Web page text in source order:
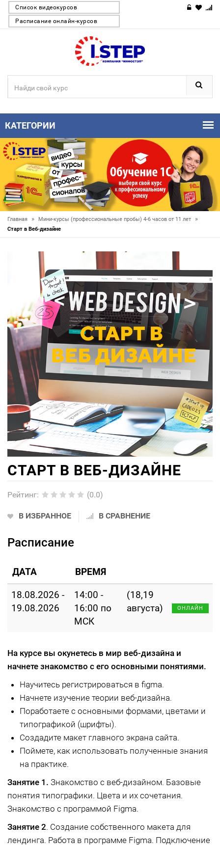
Список видеокурсов
Расписание онлайн-курсов
КАТЕГОРИИ
Главная » Мини-курсы (профессиональные пробы) 4-6 часов от 11 лет »
Старт в Веб-дизайне
СТАРТ В ВЕБ-ДИЗАЙНЕ
Рейтинг: (0.0)
В ИЗБРАННОЕ В СРАВНЕНИЕ
Расписание
ДАТА ВРЕМЯ
18.08.2026 -
19.08.2026
14:00 -
16:00 по
МСК
(18,19
августа)
ОНЛАЙН
На курсе вы окунетесь в мир веб-дизайна и
начнете знакомство с его основными понятиями.
Научитесь регистрироваться в figma.
Начнете изучение теории веб-дизайна.
Поработаете с основными формами, цветами и
типографикой (шрифты).
Создадите макет главного экрана сайта.
Поймете, как использовать полученные знания
на практике.
Занятие 1. Знакомство с веб-дизайном. Базовые
понятия типографики. Цвета и их сочетания.
Знакомство с программой Figma.
Занятие 2. Создание собственного макета для
лендинга. Работа в программе Figma. Подключение